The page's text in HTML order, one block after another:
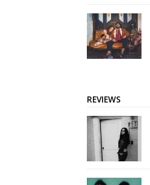
REVIEWS